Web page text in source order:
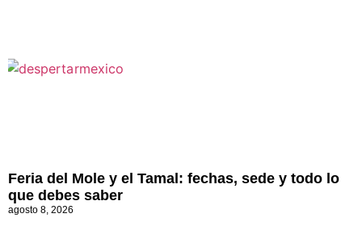
Feria del Mole y el Tamal: fechas, sede y todo lo
que debes saber
agosto 8, 2026